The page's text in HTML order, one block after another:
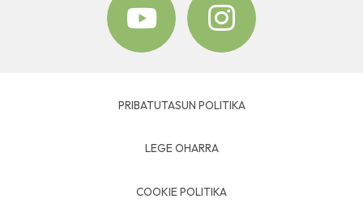
PRIBATUTASUN POLITIKA
LEGE OHARRA
COOKIE POLITIKA